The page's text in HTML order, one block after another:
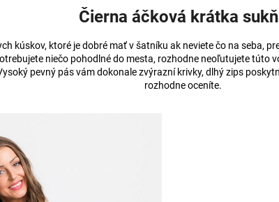
Čierna áčková krátka
kúskov, ktoré je dobré mať v šatníku ak neviete čo na seba,
niečo pohodlné do mesta, rozhodne neoľutujete túto
pevný pás vám dokonale zvýrazní krivky, dlhý zips
rozhodne oceníte.